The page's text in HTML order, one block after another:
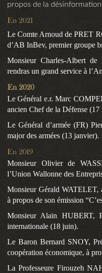
propos de la
En 2021
Le Comte Arnoud de PRET
d’AB InBev, premier groupe
Monsieur Charles-Albert
rendras un grand service à
En 2020
Le Général e.r. Marc
ancien Chef de la Défense (17
Le Général d’armée (FR)
major des armées (13 janvier).
En 2019
Monsieur Olivier de
l’Union Wallonne des
Monsieur Gérald WATELET,
à propos de son émission
Monsieur Alain HUBERT,
internationale (18 juin).
Le Baron Bernard SNOY,
coopération économique, à
La Professeure Firouzeh